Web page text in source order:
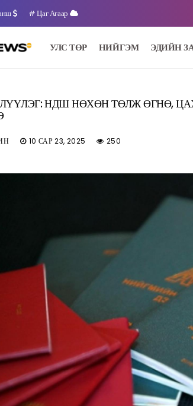
# Цаг Агаар
УЛС ТӨР НИЙГЭМ ЭДИЙН
НДШ НӨХӨН ТӨЛЖ ӨГНӨ,
10 САР 23, 2025 250